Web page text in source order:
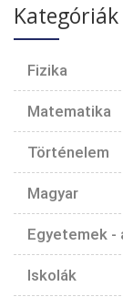
Kategóriák
Fizika
Matematika
Történelem
Magyar
Egyetemek -
Iskolák